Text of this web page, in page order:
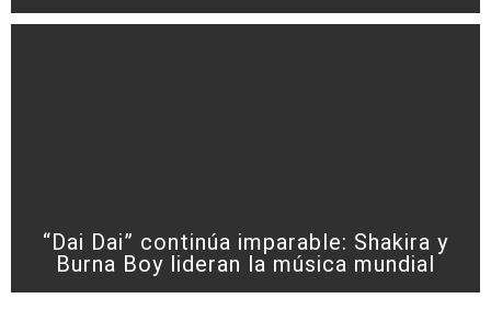
“Dai Dai” continúa imparable: Shakira y
Burna Boy lideran la música mundial